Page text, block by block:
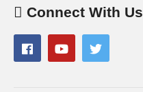
Connect With Us